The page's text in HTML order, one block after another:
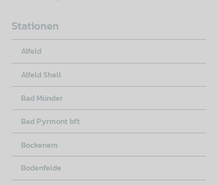
Stationen
Alfeld
Alfeld Shell
Bad Münder
Bad Pyrmont bft
Bockenem
Bodenfelde